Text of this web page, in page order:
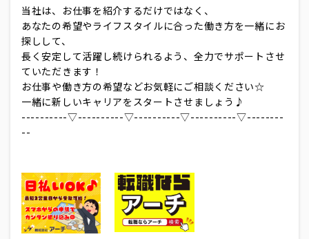
当社は、お仕事を紹介するだけではなく、
あなたの希望やライフスタイルに合った働き方を一緒にお
探しして、
長く安定して活躍し続けられるよう、全力でサポートさせ
ていただきます！
お仕事や働き方の希望などお気軽にご相談ください☆
一緒に新しいキャリアをスタートさせましょう♪
----------▽----------▽----------▽----------▽--------
--